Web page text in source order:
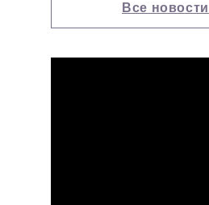
Все новости